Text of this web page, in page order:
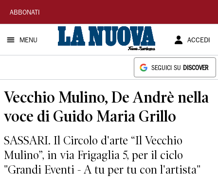
La
Nuova
Sardegna
ABBONATI
MENU ACCEDI
SEGUICI SU DISCOVER
Vecchio Mulino, De Andrè nella
voce di Guido Maria Grillo
SASSARI. Il Circolo d'arte “Il Vecchio
Mulino”, in via Frigaglia 5, per il ciclo
"Grandi Eventi - A tu per tu con l'artista"